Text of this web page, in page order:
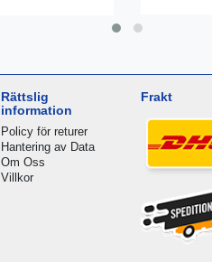
Rättslig
information
Policy för returer
Hantering av Data
Om Oss
Villkor
Frakt